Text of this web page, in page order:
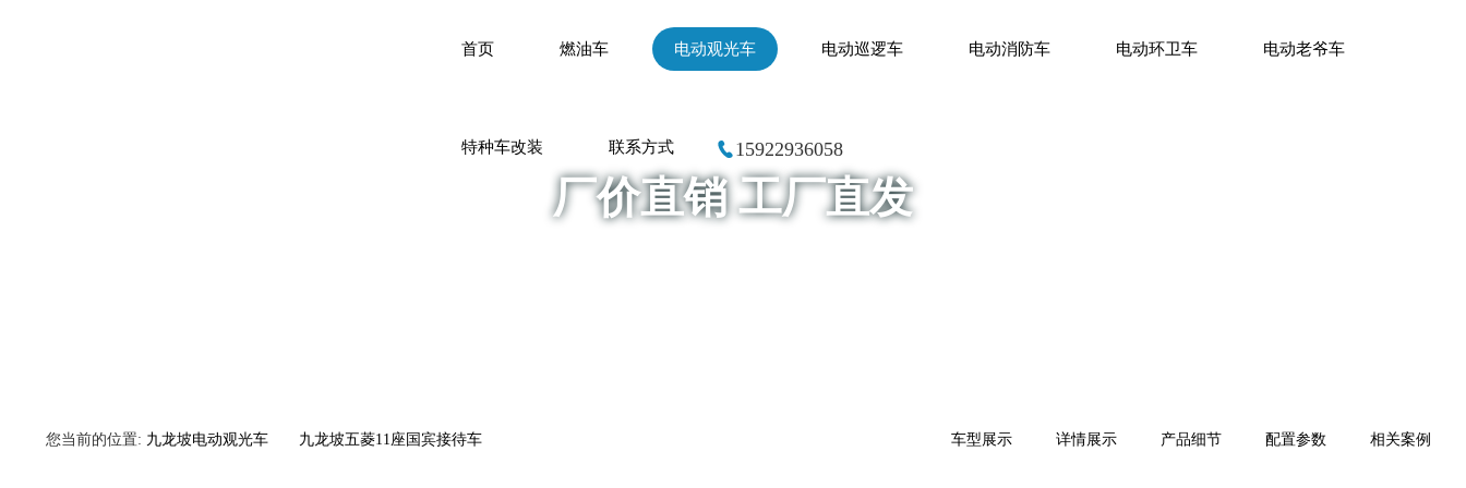
首页 燃油车 电动观光车 电动巡逻车 电动消防车 电动环卫车 电动老爷车
特种车改装 联系方式 15922936058
厂价直销 工厂直发
您当前的位置: 九龙坡电动观光车 九龙坡五菱11座国宾接待车 车型展示 详情展示 产品细节 配置参数 相关案例